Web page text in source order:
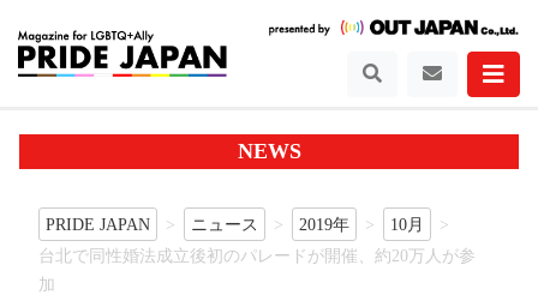
NEWS
PRIDE JAPAN ニュース 2019年
10月
台北で同性婚法成立後初のパレードが開催、約20万人が参
加